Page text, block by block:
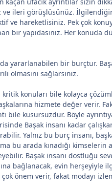
ve ileri görüşlüsünüz.
ve hareketlisiniz. Pek çok
bir yapıdasınız. Her konuda
yararlanabilen bir burçtur.
olmasını sağlarsınız.
konuları bile kolayca
hizmete değer verir.
bile kusursuzdur. Böyle
Başak insanı kadar
Yalnız bu burç insanı,
bu arada kınadığı kimselerin
Başak insanı dostluğu
bağlanacak, evin herşeyiyle
önem verir, fakat modayı